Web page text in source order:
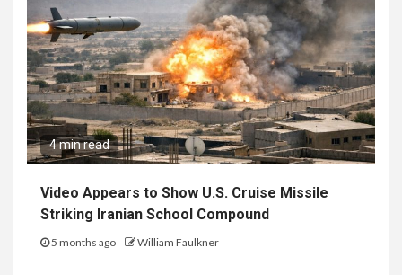
4 min read
Video Appears to Show U.S. Cruise Missile
Striking Iranian School Compound
5 months ago William Faulkner